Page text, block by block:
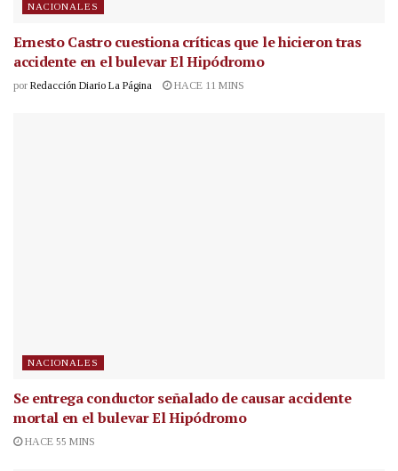
NACIONALES
Ernesto Castro cuestiona críticas que le hicieron tras
accidente en el bulevar El Hipódromo
por Redacción Diario La Página HACE 11 MINS
NACIONALES
Se entrega conductor señalado de causar accidente
mortal en el bulevar El Hipódromo
HACE 55 MINS